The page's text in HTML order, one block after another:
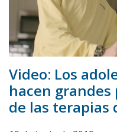
Video: Los
hacen grandes
de las terapias